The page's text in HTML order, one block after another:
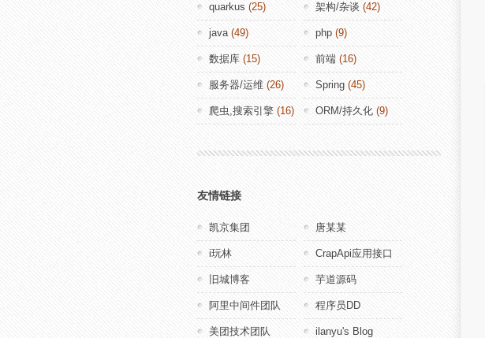
quarkus (25) 架构/杂谈 (42)
java(49) php (9)
数据库 (15) 前端 (16)
服务器/运维 (26) Spring (45)
爬虫,搜索引擎 (16) ORM/持久化 (9)
友情链接
凯京集团 唐某某
i玩林 CrapApi应用接口
旧城博客 芋道源码
阿里中间件团队 程序员DD
美团技术团队 ilanyu's Blog